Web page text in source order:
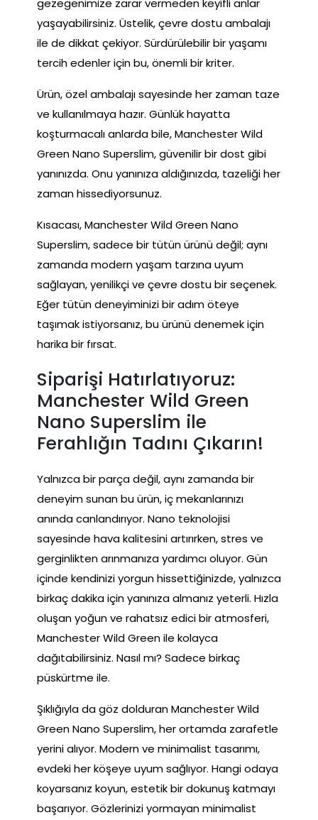
gezegenimize zarar vermeden keyifli anlar
yaşayabilirsiniz. Üstelik, çevre dostu ambalajı
ile de dikkat çekiyor. Sürdürülebilir bir yaşamı
tercih edenler için bu, önemli bir kriter.
Ürün, özel ambalajı sayesinde her zaman taze
ve kullanılmaya hazır. Günlük hayatta
koşturmacalı anlarda bile, Manchester Wild
Green Nano Superslim, güvenilir bir dost gibi
yanınızda. Onu yanınıza aldığınızda, tazeliği her
zaman hissediyorsunuz.
Kısacası, Manchester Wild Green Nano
Superslim, sadece bir tütün ürünü değil; aynı
zamanda modern yaşam tarzına uyum
sağlayan, yenilikçi ve çevre dostu bir seçenek.
Eğer tütün deneyiminizi bir adım öteye
taşımak istiyorsanız, bu ürünü denemek için
harika bir fırsat.
Siparişi Hatırlatıyoruz:
Manchester Wild Green
Nano Superslim ile
Ferahlığın Tadını Çıkarın!
Yalnızca bir parça değil, aynı zamanda bir
deneyim sunan bu ürün, iç mekanlarınızı
anında canlandırıyor. Nano teknolojisi
sayesinde hava kalitesini artırırken, stres ve
gerginlikten arınmanıza yardımcı oluyor. Gün
içinde kendinizi yorgun hissettiğinizde, yalnızca
birkaç dakika için yanınıza almanız yeterli. Hızla
oluşan yoğun ve rahatsız edici bir atmosferi,
Manchester Wild Green ile kolayca
dağıtabilirsiniz. Nasıl mı? Sadece birkaç
püskürtme ile.
Şıklığıyla da göz dolduran Manchester Wild
Green Nano Superslim, her ortamda zarafetle
yerini alıyor. Modern ve minimalist tasarımı,
evdeki her köşeye uyum sağlıyor. Hangi odaya
koyarsanız koyun, estetik bir dokunuş katmayı
başarıyor. Gözlerinizi yormayan minimalist